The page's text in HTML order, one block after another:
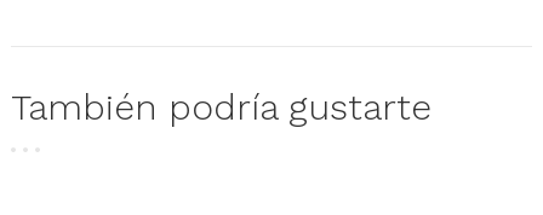
También podría gustarte